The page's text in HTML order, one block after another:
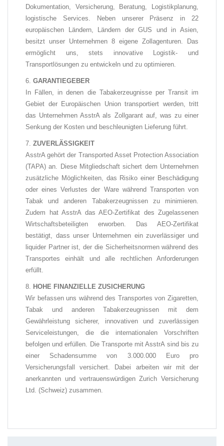
Dokumentation, Versicherung, Beratung, Logistikplanung,
logistische Services. Neben unserer Präsenz in 22
europäischen Ländern, Ländern der GUS und in Asien,
besitzt unser Unternehmen 8 eigene Zollagenturen. Das
ermöglicht uns, stets innovative Logistik- und
Transportlösungen zu entwickeln und zu optimieren.
GARANTIEGEBER
In Fällen, in denen die Tabakerzeugnisse per Transit im
Gebiet der Europäischen Union transportiert werden, tritt
das Unternehmen AsstrA als Zollgarant auf, was zu einer
Senkung der Kosten und beschleunigten Lieferung führt.
ZUVERLÄSSIGKEIT
AsstrA gehört der Transported Asset Protection Association
(TAPA) an. Diese Mitgliedschaft sichert dem Unternehmen
zusätzliche Möglichkeiten, das Risiko einer Beschädigung
oder eines Verlustes der Ware während Transporten von
Tabak und anderen Tabakerzeugnissen zu minimieren.
Zudem hat AsstrA das AEO-Zertifikat des Zugelassenen
Wirtschaftsbeteiligten erworben. Das AEO-Zertifikat
bestätigt, dass unser Unternehmen ein zuverlässiger und
liquider Partner ist, der die Sicherheitsnormen während des
Transportes einhält und alle rechtlichen Anforderungen
erfüllt.
HOHE FINANZIELLE ZUSICHERUNG
Wir befassenuns während des Transportes von Zigaretten,
Tabak und anderen Tabakerzeugnissen mit dem
Gewährleistung sicherer, innovativen und zuverlässigen
Serviceleistungen, die die internationalen Vorschriften
befolgen und erfüllen. Die Transporte mit AsstrA sind bis zu
einer Schadensumme von 3.000.000 Euro pro
Versicherungsfall versichert. Dabei arbeiten wir mit der
anerkannten und vertrauenswürdigen Zurich Versicherung
Ltd. (Schweiz) zusammen.